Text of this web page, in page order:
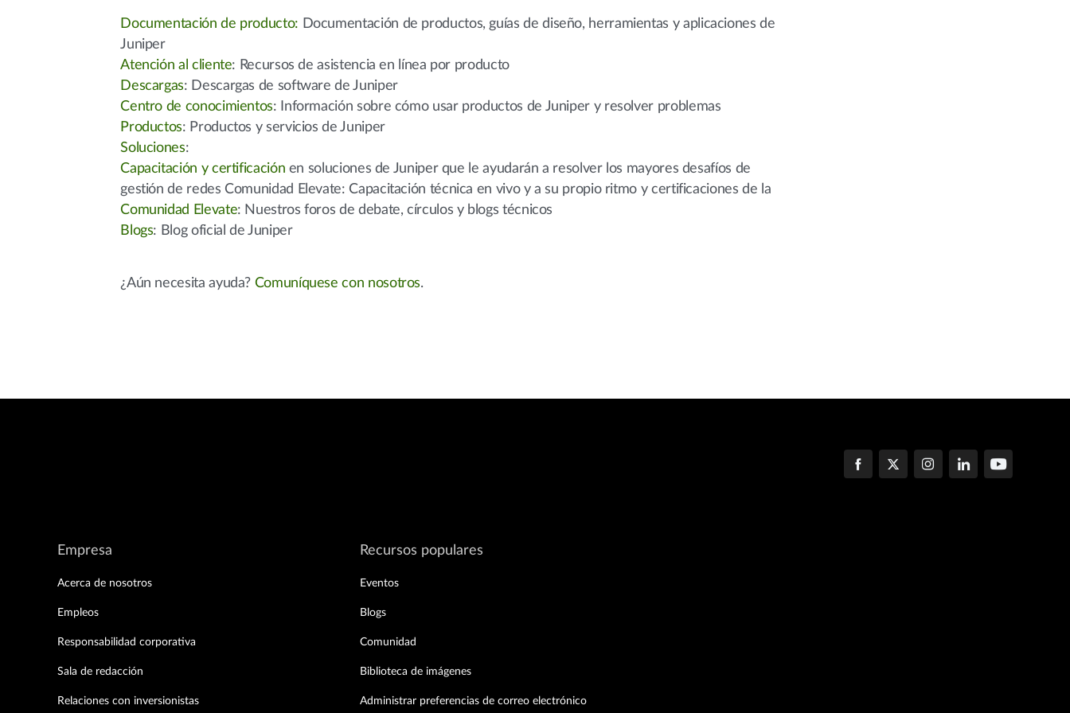
Documentación de producto: Documentación de productos, guías de diseño, herramientas y aplicaciones de
Juniper
Atención al cliente: Recursos de asistencia en línea por producto
Descargas: Descargas de software de Juniper
Centro de conocimientos: Información sobre cómo usar productos de Juniper y resolver problemas
Productos: Productos y servicios de Juniper
Soluciones:
Capacitación y certificación en soluciones de Juniper que le ayudarán a resolver los mayores desafíos de
gestión de redes Comunidad Elevate: Capacitación técnica en vivo y a su propio ritmo y certificaciones de la
Comunidad Elevate: Nuestros foros de debate, círculos y blogs técnicos
Blogs: Blog oficial de Juniper
¿Aún necesita ayuda? Comuníquese con nosotros.
Empresa
Acerca de nosotros
Empleos
Responsabilidad corporativa
Sala de redacción
Relaciones con inversionistas
Recursos populares
Eventos
Blogs
Comunidad
Biblioteca de imágenes
Administrar preferencias de correo electrónico